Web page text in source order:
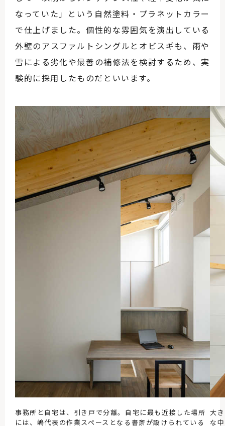
なっていた」という自然塗料・プラネットカラー
で仕上げました。個性的な雰囲気を演出している
外壁のアスファルトシングルとオビスギも、雨や
雪による劣化や最善の補修法を検討するため、実
験的に採用したものだといいます。
事務所と自宅は、引き戸で分離。自宅に最も近接した場所
には、嶋代表の作業スペースとなる書斎が設けられている
大
な